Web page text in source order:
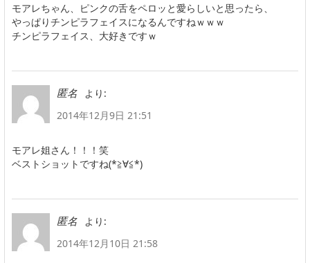
モアレちゃん、ピンクの舌をペロッと愛らしいと思ったら、
やっぱりチンピラフェイスになるんですねｗｗｗ
チンピラフェイス、大好きですｗ
匿名
より:
2014年12月9日 21:51
モアレ姐さん！！！笑
ベストショットですね(*≧∀≦*)
匿名
より:
2014年12月10日 21:58